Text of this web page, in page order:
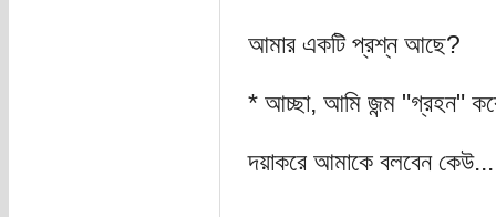
আমার একটি প্রশ্ন আছে?
* আচ্ছা, আমি জন্ম "গ্রহন"
দয়াকরে আমাকে বলবেন কেউ...